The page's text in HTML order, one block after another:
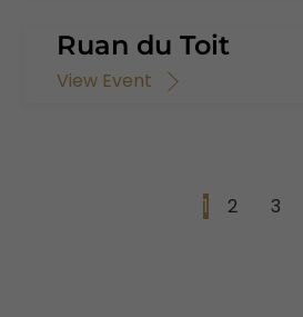
Ruan du Toit
View Event
1 2 3